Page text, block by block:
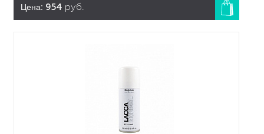
Цена: 954 руб.